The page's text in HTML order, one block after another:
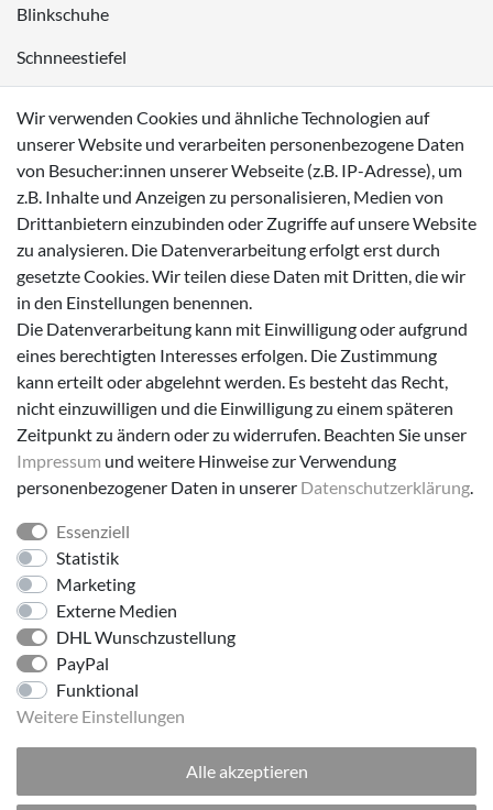
Blinkschuhe
Schnneestiefel
Sneaker
Zahlungsmöglichkeiten
Versanddienstleister
Folge uns!
© 2026 made by Supremo | Alle Rechte vorbehalten.
Wir verwenden Cookies und ähnliche Technologien auf
unserer Website und verarbeiten personenbezogene Daten
von Besucher:innen unserer Webseite (z.B. IP-Adresse), um
z.B. Inhalte und Anzeigen zu personalisieren, Medien von
Drittanbietern einzubinden oder Zugriffe auf unsere Website
zu analysieren. Die Datenverarbeitung erfolgt erst durch
gesetzte Cookies. Wir teilen diese Daten mit Dritten, die wir
in den Einstellungen benennen.
Die Datenverarbeitung kann mit Einwilligung oder aufgrund
eines berechtigten Interesses erfolgen. Die Zustimmung
kann erteilt oder abgelehnt werden. Es besteht das Recht,
nicht einzuwilligen und die Einwilligung zu einem späteren
Zeitpunkt zu ändern oder zu widerrufen. Beachten Sie unser
Impressum und weitere Hinweise zur Verwendung
personenbezogener Daten in unserer Daten­schutz­erklärung.
Essenziell
Statistik
Marketing
Externe Medien
DHL Wunschzustellung
PayPal
Funktional
Weitere Einstellungen
Alle akzeptieren